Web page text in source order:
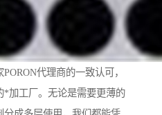
代理商的一致认可，
*加工厂。无论是需要更薄的